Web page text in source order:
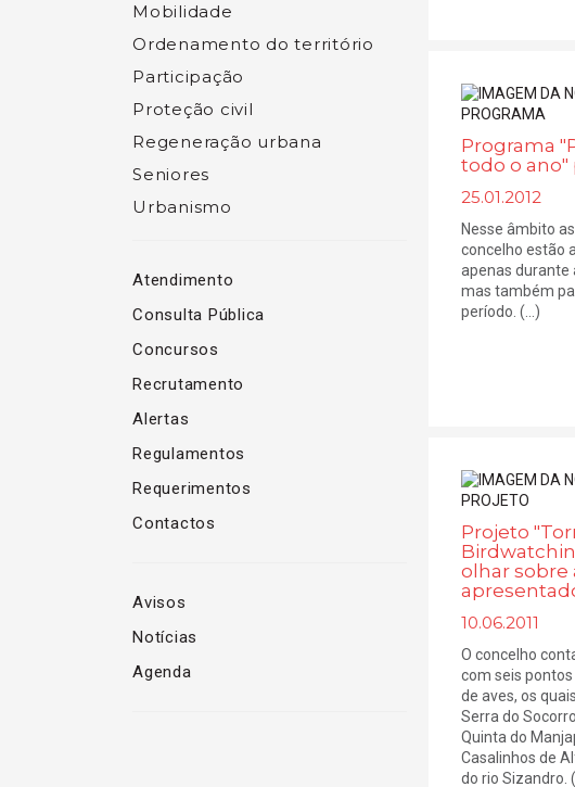
Mobilidade
Ordenamento do território
Participação
Proteção civil
Regeneração urbana
Seniores
Urbanismo
Atendimento
Consulta Pública
Concursos
Recrutamento
Alertas
Regulamentos
Requerimentos
Contactos
Avisos
Notícias
Agenda
Programa
todo o ano"
25.01.2012
Nesse âmbito
concelho estão
apenas durante
mas também
período. (...)
Projeto
olhar sobre
10.06.2011
O concelho
com seis
de aves, os
Serra do
Quinta do
Casalinhos de
do rio Sizandro.